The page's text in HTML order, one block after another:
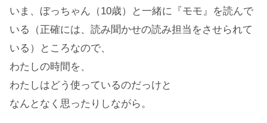
いま、ぼっちゃん（10歳）と一緒に『モモ』を読んで
いる（正確には、読み聞かせの読み担当をさせられて
いる）ところなので、
わたしの時間を、
わたしはどう使っているのだっけと
なんとなく思ったりしながら。